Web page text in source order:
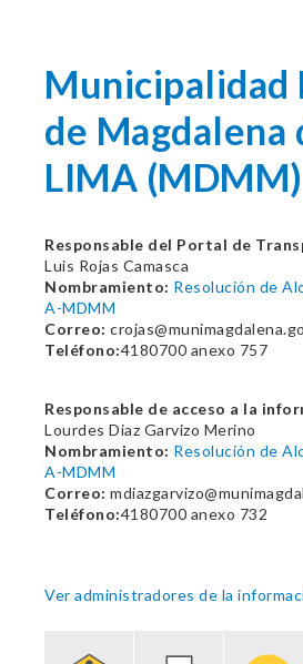
de Magdalena
LIMA (MDMM)
Responsable del Portal de
Luis Rojas Camasca
Nombramiento: Resolución de
A-MDMM
Correo:
Teléfono:4180700 anexo 757
Responsable de acceso a la
Lourdes Diaz Garvizo Merino
Nombramiento: Resolución de
A-MDMM
Correo:
Teléfono:4180700 anexo 732
Ver administradores de la